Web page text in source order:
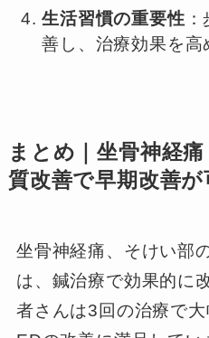
生活習慣の重要性
善し、治療効果を高
まとめ｜坐骨神経
質改善で早期改善が
坐骨神経痛、そけい部
は、鍼治療で効果的に
者さんは3回の治療で